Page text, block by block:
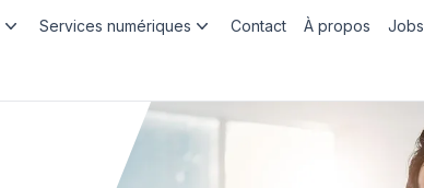
Services numériques Contact À propos Jobs